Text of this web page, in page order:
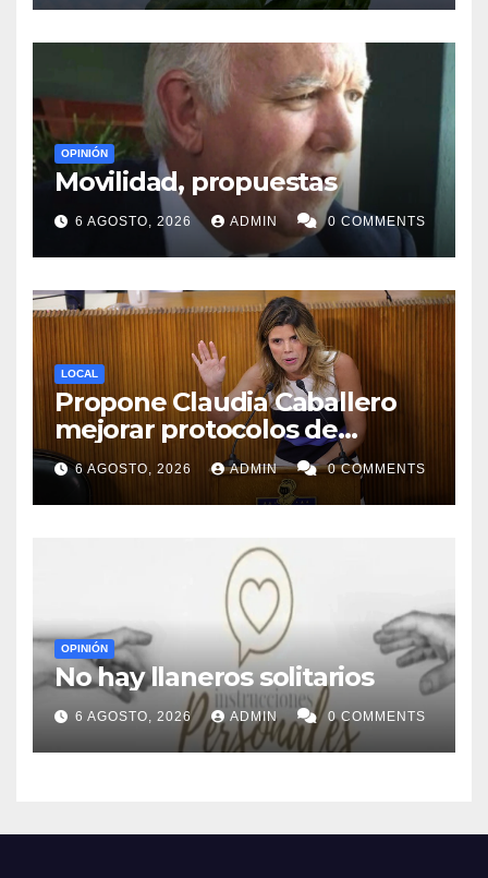
OPINIÓN
Movilidad, propuestas
6 AGOSTO, 2026 ADMIN 0 COMMENTS
LOCAL
Propone Claudia Caballero
mejorar protocolos de
seguridad en planteles
educativos
6 AGOSTO, 2026 ADMIN 0 COMMENTS
OPINIÓN
No hay llaneros solitarios
6 AGOSTO, 2026 ADMIN 0 COMMENTS